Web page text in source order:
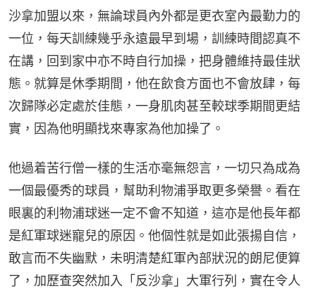
沙拿加盟以來，無論球員內外都是更衣室內最勤力的
一位，每天訓練幾乎永遠最早到場，訓練時間認真不
在講，回到家中亦不時自行加操，把身體維持最佳狀
態。就算是休季期間，他在飲食方面也不會放肆，每
次歸隊必定處於佳態，一身肌肉甚至較球季期間更結
實，因為他明顯找來專家為他加操了。
他過着苦行僧一樣的生活亦毫無怨言，一切只為成為
一個最優秀的球員，幫助利物浦爭取更多榮譽。看在
眼裏的利物浦球迷一定不會不知道，這亦是他長年都
是紅軍球迷寵兒的原因。他個性就是如此張揚自信，
敢言而不失幽默，未明清楚紅軍內部狀況的朗尼便算
了，加歷查突然加入「反沙拿」大軍行列，實在令人